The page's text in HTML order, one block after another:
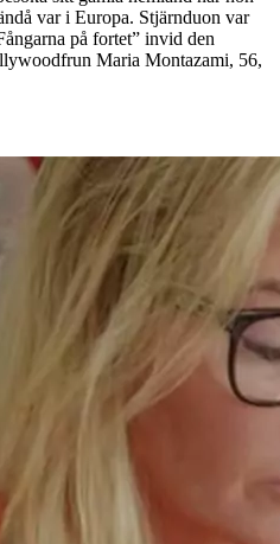
var i Europa. Stjärnduon var
på fortet” invid den
Maria Montazami, 56,